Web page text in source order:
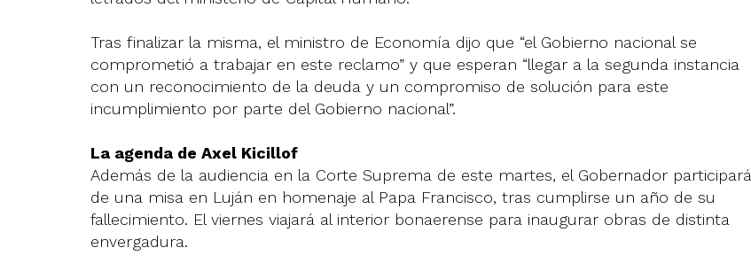
Tras finalizar la misma, el ministro de Economía dijo que “el Gobierno nacional se
comprometió a trabajar en este reclamo” y que esperan “llegar a la segunda instancia
con un reconocimiento de la deuda y un compromiso de solución para este
incumplimiento por parte del Gobierno nacional”.
La agenda de Axel Kicillof
Además de la audiencia en la Corte Suprema de este martes, el Gobernador participará
de una misa en Luján en homenaje al Papa Francisco, tras cumplirse un año de su
fallecimiento. El viernes viajará al interior bonaerense para inaugurar obras de distinta
envergadura.